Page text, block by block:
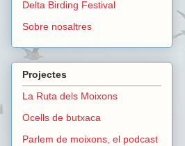
Delta Birding Festival
Sobre nosaltres
Projectes
La Ruta dels Moixons
Ocells de butxaca
Parlem de moixons, el podcast